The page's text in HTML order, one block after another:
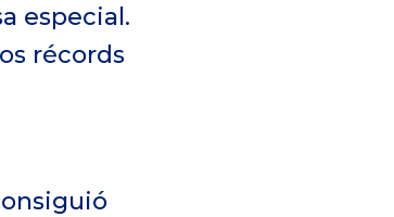
especial.
récords